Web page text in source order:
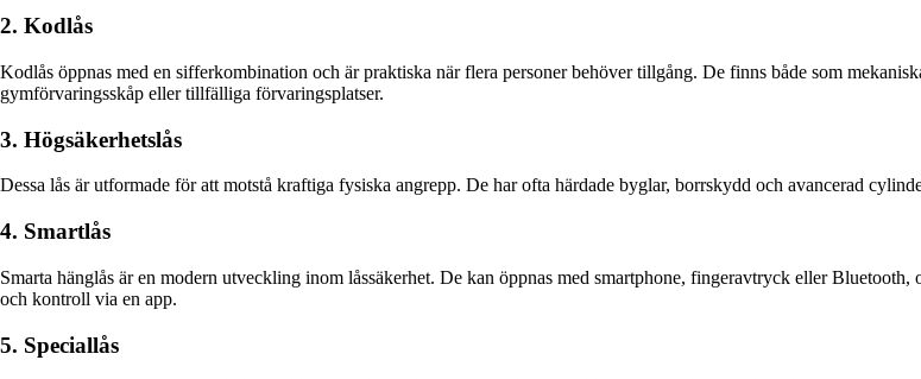
2. Kodlås
Kodlås öppnas med en sifferkombination och är praktiska när flera personer behöver tillgång. De finns både som
gymförvaringsskåp eller tillfälliga förvaringsplatser.
3. Högsäkerhetslås
Dessa lås är utformade för att motstå kraftiga fysiska angrepp. De har ofta härdade byglar, borrskydd och avancerad
4. Smartlås
Smarta hänglås är en modern utveckling inom låssäkerhet. De kan öppnas med smartphone, fingeravtryck eller
och kontroll via en app.
5. Speciallås